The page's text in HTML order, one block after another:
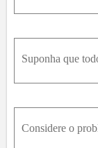
Considere o